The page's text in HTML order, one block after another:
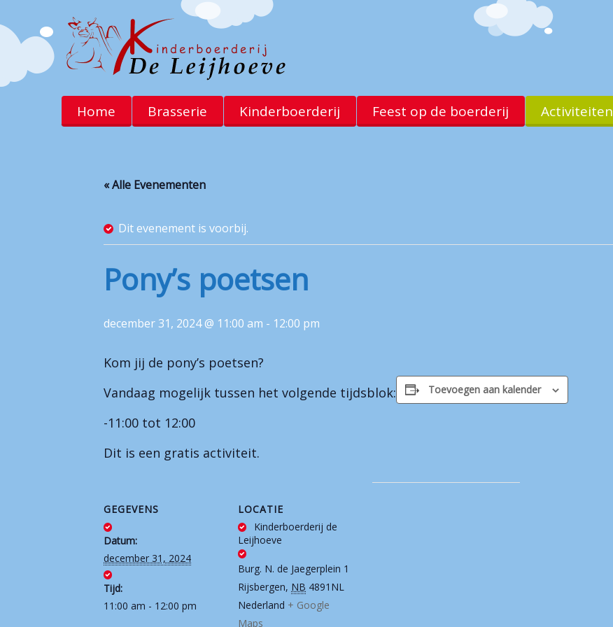
Home Brasserie Kinderboerderij Feest op de boerderij Activiteiten
« Alle Evenementen
Dit evenement is voorbij.
Pony’s poetsen
december 31, 2024 @ 11:00 am - 12:00 pm
Kom jij de pony’s poetsen?
Vandaag mogelijk tussen het volgende tijdsblok:
-11:00 tot 12:00
Dit is een gratis activiteit.
Toevoegen aan kalender
GEGEVENS
Datum:
december 31, 2024
Tijd:
11:00 am - 12:00 pm
LOCATIE
Kinderboerderij de
Leijhoeve
Burg. N. de Jaegerplein 1
Rijsbergen, NB 4891NL
Nederland + Google
Maps